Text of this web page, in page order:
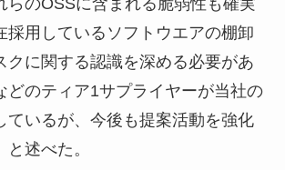
らのOSSに含まれる脆弱性も確実
採用しているソフトウエアの棚卸
クに関する認識を深める必要があ
どのティア1サプライヤーが当社の
ているが、今後も提案活動を強化
述べた。